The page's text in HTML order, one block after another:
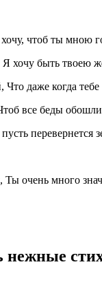
чтоб ты мною
хочу быть твоею
Что даже когда
все беды
Ты очень много
нежные